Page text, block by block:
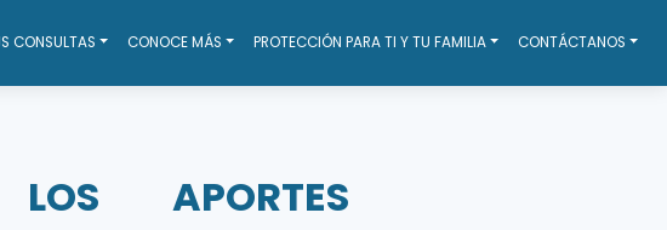
CONSULTAS CONOCE MÁS PROTECCIÓN PARA TI Y TU FAMILIA CONTÁCTANOS
APORTES